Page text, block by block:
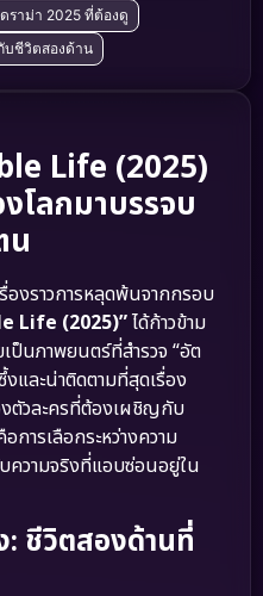
ราม่า 2025 ที่ต้องดู
บชีวิตสองด้าน
Life (2025)
โลกมาบรรจบ
น
งราวการหลุดพ้นจากกรอบ
Life (2025)”ได้ก้าวข้าม
ป็นภาพยนตร์ที่สำรวจ “อัต
ละน่าติดตามที่สุดเรื่อง
ตัวละครที่ต้องเผชิญกับ
ารเลือกระหว่างความ
ความจริงที่แอบซ่อนอยู่ใน
: ชีวิตสองด้านที่